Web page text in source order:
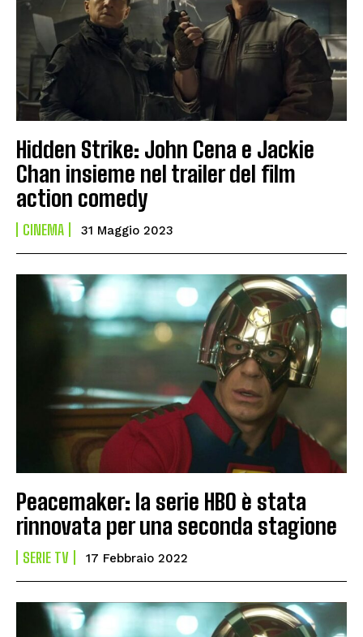
Hidden Strike: John Cena e Jackie
Chan insieme nel trailer del film
action comedy
CINEMA 31 Maggio 2023
Peacemaker: la serie HBO è stata
rinnovata per una seconda stagione
SERIE TV 17 Febbraio 2022